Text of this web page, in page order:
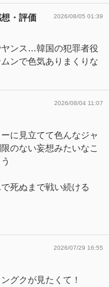
・評価 2026/08/05 01:39
ンス…韓国の犯罪者役
ンで色気ありまくりな
2026/08/04 11:07
に見立てて色んなジャ
のない妄想みたいなこ
死ぬまで戦い続ける
2026/07/29 16:55
グクが見たくて！